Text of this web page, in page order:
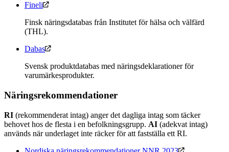
Fineli
Finsk näringsdatabas från Institutet för hälsa och välfärd
(THL).
Dabas
Svensk produktdatabas med näringsdeklarationer för
varumärkesprodukter.
Näringsrekommendationer
RI (rekommenderat intag) anger det dagliga intag som täcker
behovet hos de flesta i en befolkningsgrupp. AI (adekvat intag)
används när underlaget inte räcker för att fastställa ett RI.